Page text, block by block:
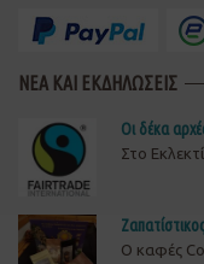
ΝΕΑ ΚΑΙ ΕΚΔΗΛΩΣΕΙΣ
Οι δέκα
Στο
O καφές